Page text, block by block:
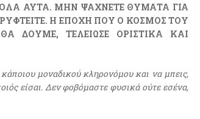
ΟΛΑ ΑΥΤΑ. ΜΗΝ ΨΑΧΝΕΤΕ ΘΥΜΑΤΑ ΓΙΑ
Η ΕΠΟΧΗ ΠΟΥ Ο ΚΟΣΜΟΣ ΤΟΥ
ΔΟΥΜΕ, ΤΕΛΕΙΩΣΕ ΟΡΙΣΤΙΚΑ ΚΑΙ
μοναδικού κληρονόμου και να μπεις,
είσαι. Δεν φοβόμαστε φυσικά ούτε εσένα,